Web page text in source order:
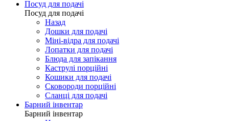
Посуд для подачі
Посуд для подачі
Назад
Дошки для подачі
Міні-відра для подачі
Лопатки для подачі
Блюда для запікання
Каструлі порційні
Кошики для подачі
Сковороди порційні
Сланці для подачі
Барний інвентар
Барний інвентар